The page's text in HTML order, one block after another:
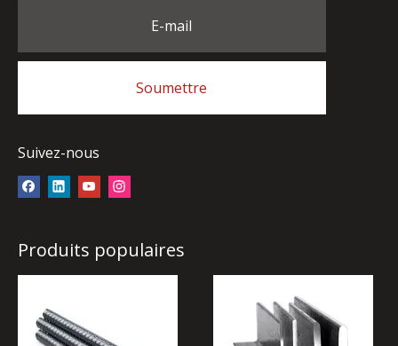
E-mail
Soumettre
Suivez-nous
Produits populaires